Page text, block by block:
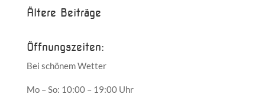
Ältere Beiträge
Öffnungszeiten:
Bei schönem Wetter
Mo – So: 10:00 – 19:00 Uhr